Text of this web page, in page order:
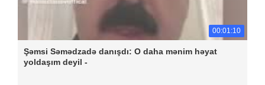
00:01:10
Şəmsi Səmədzadə danışdı: O daha mənim həyat
yoldaşım deyil -